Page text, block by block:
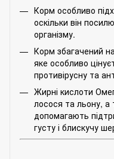
Корм особливо
оскільки він
організму.
Корм збагачений
яке особливо
противірусну та
Жирні кислоти
лосося та льону, а
допомагають
густу і блискучу